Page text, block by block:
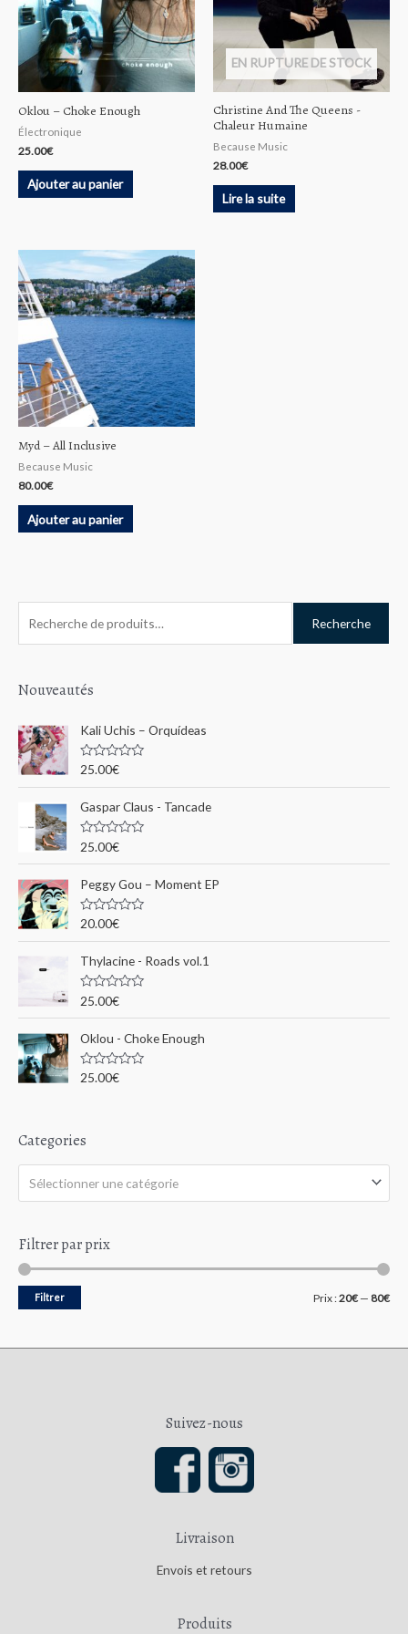
h
r
c
h
u
r
:
Recherche
Nouveautés
Kali Uchis – Orquídeas
N
t
e
0
s
r
5
25.00€
Gaspar Claus - Tancade
N
t
e
0
s
r
5
25.00€
Peggy Gou ‎– Moment EP
N
t
e
0
s
r
5
20.00€
Thylacine - Roads vol.1
N
t
e
0
s
r
25.00€
Oklou - Choke Enough
N
s
u
25.00€
Categories
Sélectionner une catégorie
Filtrer par prix
P
i
P
i
Filtrer Prix :20€— 80€
Oklou – Choke Enough
Électronique
25.00€
Ajouter au panier
EN RUPTURE DE STOCK
Christine And The Queens ‎-
Chaleur Humaine
Because Music
28.00€
Lire la suite
Myd – All Inclusive
Because Music
80.00€
Ajouter au panier
Suivez-nous
Livraison
Envois et retours
Produits